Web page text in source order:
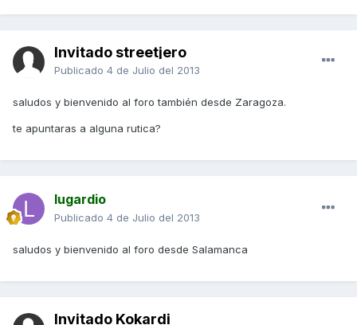
Invitado streetjero
Publicado 4 de Julio del 2013
saludos y bienvenido al foro también desde Zaragoza.
te apuntaras a alguna rutica?
lugardio
Publicado 4 de Julio del 2013
saludos y bienvenido al foro desde Salamanca
Invitado Kokardi